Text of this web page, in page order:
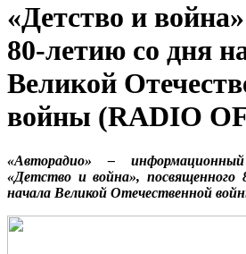
«Детство и
80-летию со дня
Великой
войны (RADIO
«Авторадио» –
«Детство и война», посвященного
начала Великой Отечественной